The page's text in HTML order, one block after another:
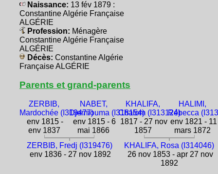
Naissance: 13 fév 1879 :
Constantine Algérie Française
ALGÉRIE
Profession: Ménagère
Constantine Algérie Française
ALGÉRIE
Décès: Constantine Algérie
Française ALGÉRIE
Parents et grand-parents
ZERBIB,
Mardochée (I319477)
env 1815 -
env 1837
NABET,
Djermouma (I318154)
env 1815 - 6
mai 1866
KHALIFA,
Chalom (I313124)
1817 - 27 nov
1857
HALIMI,
Rébecca
env 1821 - 11
mars 1872
ZERBIB, Fredj (I319476)
env 1836 - 27 nov 1892
KHALIFA, Rosa (I314046)
26 nov 1853 - apr 27 nov
1892